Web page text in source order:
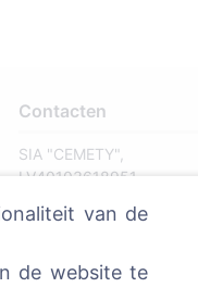
Contacten
SIA "CEMETY",
LV40103618951
371 29144816
Wij opereren door het hele
van de
de website te